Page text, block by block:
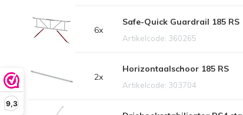
9,3
6x
Safe-Quick Guardrail 185 RS
Artikelcode: 360265
2x
Horizontaalschoor 185 RS
Artikelcode: 303704